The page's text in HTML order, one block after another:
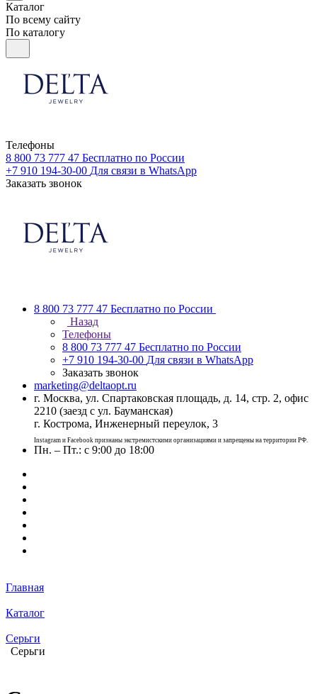
Каталог
По всему сайту
По каталогу
Телефоны
8 800 73 777 47 Бесплатно по России
+7 910 194-30-00 Для связи в WhatsApp
Заказать звонок
8 800 73 777 47 Бесплатно по России
Назад
Телефоны
8 800 73 777 47 Бесплатно по России
+7 910 194-30-00 Для связи в WhatsApp
Заказать звонок
marketing@deltaopt.ru
г. Москва, ул. Спартаковская площадь, д. 14, стр. 2, офис
2210 (заезд с ул. Бауманская)
г. Кострома, Инженерный переулок, 3
Instagram и Facebook признаны экстремистскими организациями и запрещены на территории РФ.
Пн. – Пт.: с 9:00 до 18:00
Главная
Каталог
Серьги
Серьги